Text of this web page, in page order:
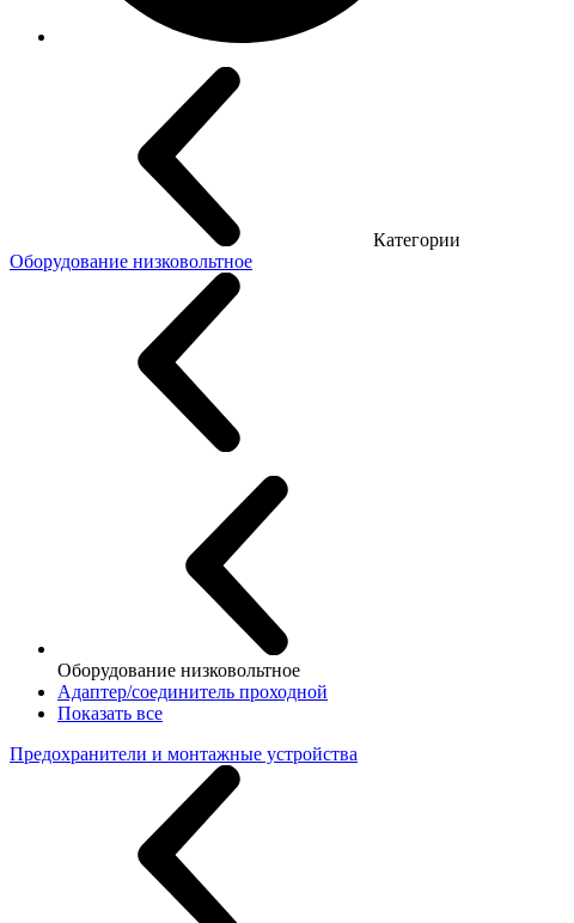
Категории
Оборудование низковольтное
Оборудование низковольтное
Адаптер/соединитель проходной
Показать все
Предохранители и монтажные устройства